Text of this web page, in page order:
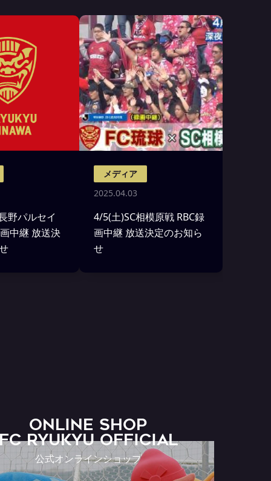
野パルセイ
中継 放送決
メディア
2025.04.03
4/5(土)SC相模原戦 RBC録
画中継 放送決定のお知ら
せ
ONLINE SHOP
RYUKYU OFFICIAL
公式オンラインショップ